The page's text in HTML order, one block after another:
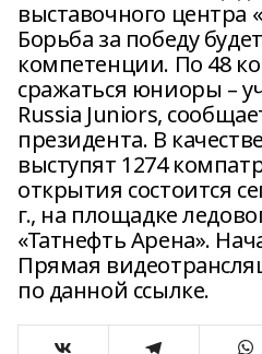
выставочного центра
Борьба за победу
компетенции. По 48
сражаться юниоры –
Russia Juniors,
президента. В
выступят 1274
открытия состоится
г., на площадке
«Татнефть Арена».
Прямая
по данной ссылке.